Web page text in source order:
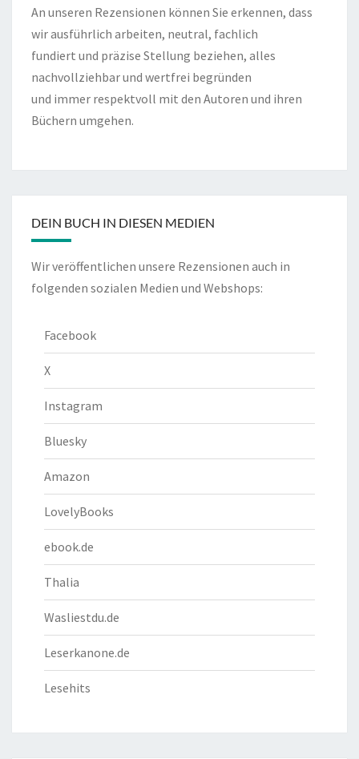
An unseren Rezensionen können Sie erkennen, dass
wir ausführlich arbeiten, neutral, fachlich
fundiert und präzise Stellung beziehen, alles
nachvollziehbar und wertfrei begründen
und immer respektvoll mit den Autoren und ihren
Büchern umgehen.
DEIN BUCH IN DIESEN MEDIEN
Wir veröffentlichen unsere Rezensionen auch in
folgenden sozialen Medien und Webshops:
Facebook
X
Instagram
Bluesky
Amazon
LovelyBooks
ebook.de
Thalia
Wasliestdu.de
Leserkanone.de
Lesehits